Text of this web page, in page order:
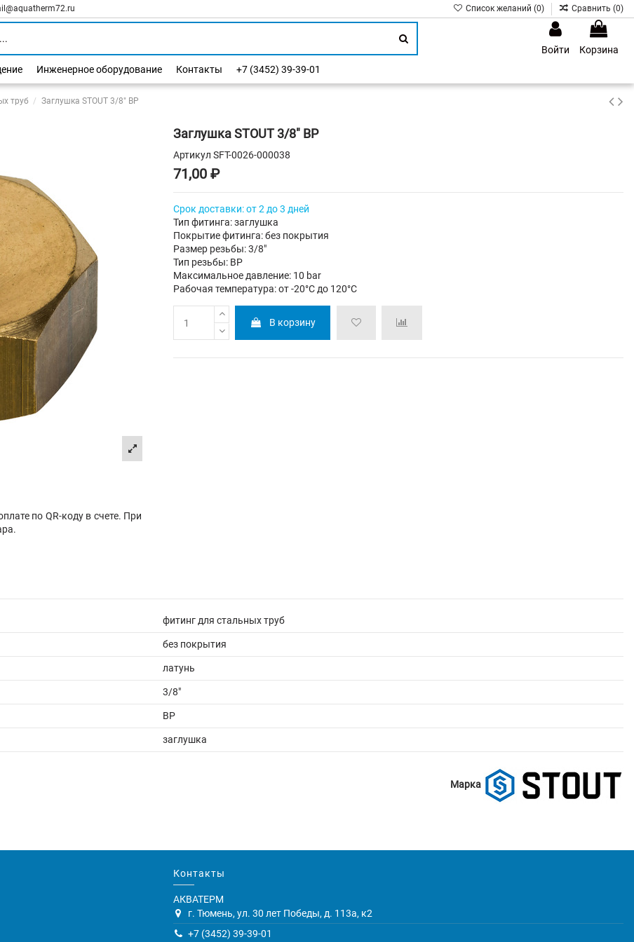
Список желаний (0) Сравнить (0)
Войти
Корзина
Инженерное оборудование Контакты +7 (3452) 39-39-01
труб Заглушка STOUT 3/8" ВР
по QR-коду в счете. При
Заглушка STOUT 3/8" ВР
Артикул SFT-0026-000038
71,00 ₽
Срок доставки: от 2 до 3 дней
Тип фитинга: заглушка
Покрытие фитинга: без покрытия
Размер резьбы: 3/8"
Тип резьбы: ВР
Максимальное давление: 10 bar
Рабочая температура: от -20°C до 120°C
В корзину
фитинг для стальных труб
без покрытия
латунь
3/8"
ВР
заглушка
Марка
Контакты
АКВАТЕРМ
г. Тюмень, ул. 30 лет Победы, д. 113а, к2
+7 (3452) 39-39-01